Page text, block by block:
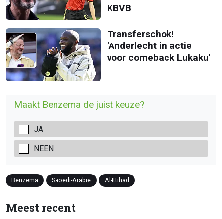
KBVB
Transferschok!
'Anderlecht in actie
voor comeback Lukaku'
Maakt Benzema de juist keuze?
JA
NEEN
Benzema Saoedi-Arabië Al-Ittihad
Meest recent